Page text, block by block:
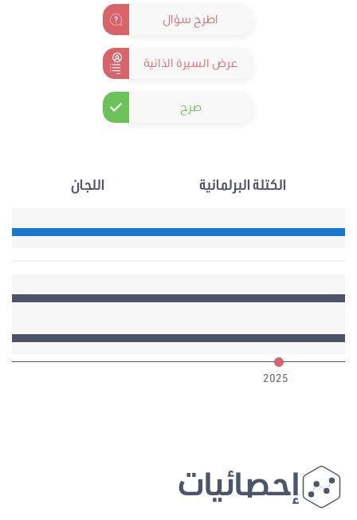
اطرح سؤال
عرض السيرة الذاتية
صرح
الكتلة البرلمانية اللجان
2025
إحصائيات